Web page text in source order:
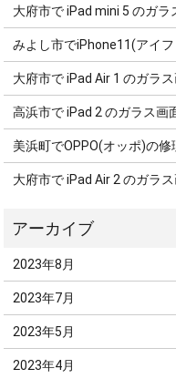
大府市で iPad mini 5 のガ
みよし市でiPhone11(アイ
大府市で iPad Air 1 のガラ
高浜市で iPad 2 のガラス画
美浜町でOPPO(オッポ)の修
大府市で iPad Air 2 のガラ
2023年8月
2023年7月
2023年5月
2023年4月